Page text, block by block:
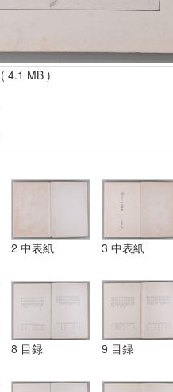
( 4.1 MB )
2 中表紙 3 中表紙
8 目録 9 目録